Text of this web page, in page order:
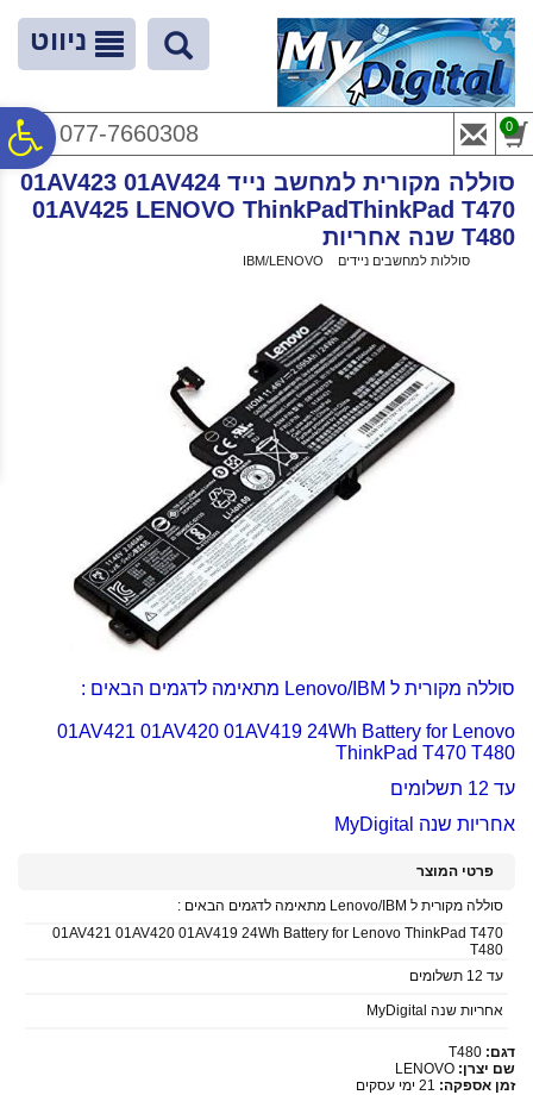
נגישות
המרכזי
ניווט
077-7660308 0
סוללה מקורית למחשב נייד 01AV423 01AV424
01AV425 LENOVO ThinkPadThinkPad T470
T480 שנה אחריות
סוללות למחשבים ניידים IBM/LENOVO
סוללה מקורית ל Lenovo/IBM מתאימה לדגמים הבאים :
01AV421 01AV420 01AV419 24Wh Battery for Lenovo
ThinkPad T470 T480
עד 12 תשלומים
אחריות שנה MyDigital
פרטי המוצר
סוללה מקורית ל Lenovo/IBM מתאימה לדגמים הבאים :
01AV421 01AV420 01AV419 24Wh Battery for Lenovo ThinkPad T470
T480
עד 12 תשלומים
אחריות שנה MyDigital
דגם: T480
שם יצרן: LENOVO
זמן אספקה: 21 ימי עסקים